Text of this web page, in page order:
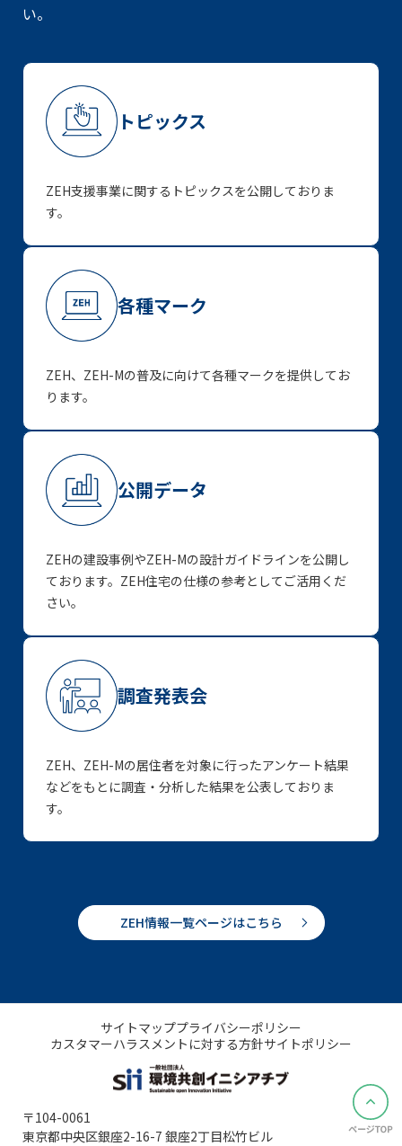
い。
トピックス
ZEH支援事業に関するトピックスを公開しておりま
す。
各種マーク
ZEH、ZEH-Mの普及に向けて各種マークを提供してお
ります。
公開データ
ZEHの建設事例やZEH-Mの設計ガイドラインを公開し
ております。ZEH住宅の仕様の参考としてご活用くだ
さい。
調査発表会
ZEH、ZEH-Mの居住者を対象に行ったアンケート結果
などをもとに調査・分析した結果を公表しておりま
す。
ZEH情報一覧ページはこちら
〒104-0061
東京都中央区銀座2-16-7 銀座2丁目松竹ビル
サイトマッププライバシーポリシー
カスタマーハラスメントに対する方針サイトポリシー